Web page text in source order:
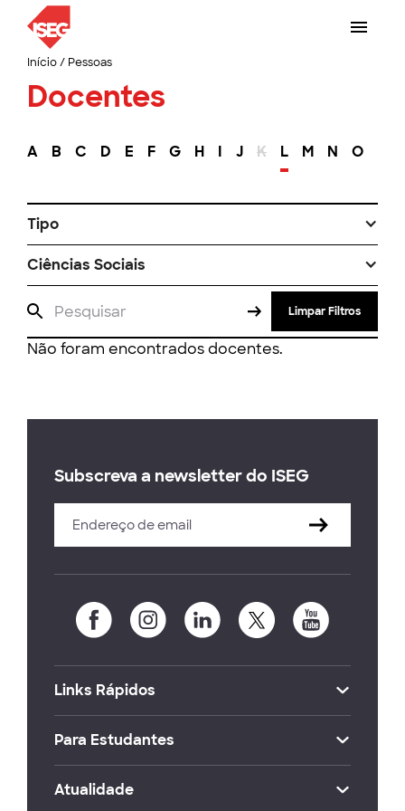
Início/ Pessoas
Docentes
A B C D E F G H I J K L M N O
Tipo
Ciências Sociais
Limpar Filtros
Não foram encontrados docentes.
Subscreva a newsletter do ISEG
Links Rápidos
Para Estudantes
Atualidade